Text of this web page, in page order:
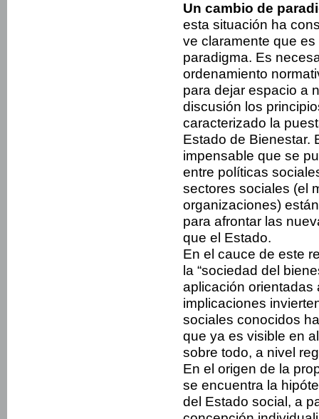
Un cambio de
esta situación ha
ve claramente que
paradigma. Es
ordenamiento
para dejar espacio a
discusión los
caracterizado la
Estado de Bienestar.
impensable que se
entre políticas
sectores sociales (el
organizaciones)
para afrontar las
que el Estado.
En el cauce de este
la “sociedad del
aplicación orientadas
implicaciones
sociales conocidos
que ya es visible en
sobre todo, a nivel
En el origen de la
se encuentra la
del Estado social, a